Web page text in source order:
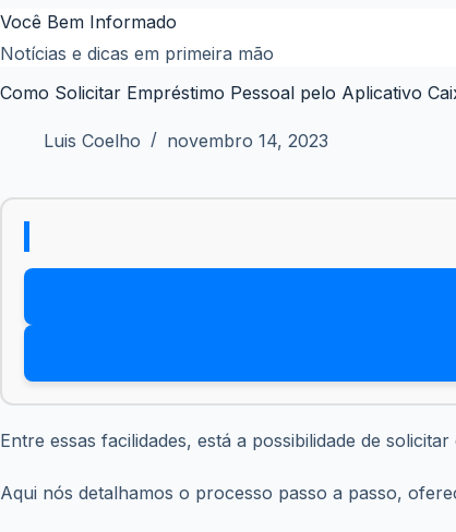
Pular
para
conteúdo
Você Bem Informado
Notícias e dicas em primeira mão
Como Solicitar Empréstimo Pessoal pelo Aplicativo
Luis Coelho novembro 14, 2023
Entre essas facilidades, está a possibilidade de
Aqui nós detalhamos o processo passo a passo,